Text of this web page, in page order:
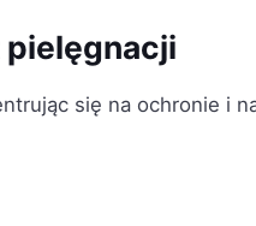
pielęgnacji
się na ochronie i